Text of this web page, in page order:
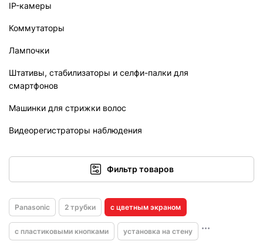
IP-камеры
Коммутаторы
Лампочки
Штативы, стабилизаторы и селфи-палки для
смартфонов
Машинки для стрижки волос
Видеорегистраторы наблюдения
Фильтр товаров
Panasonic 2 трубки с цветным экраном
с пластиковыми кнопками установка на стену